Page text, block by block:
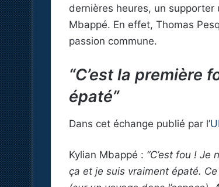
dernières heures, un supporter
Mbappé. En effet, Thomas
passion commune.
“C’est la première
épaté”
Dans cet échange publié par l’
Kylian Mbappé : “C’est fou ! Je
ça et je suis vraiment épaté.